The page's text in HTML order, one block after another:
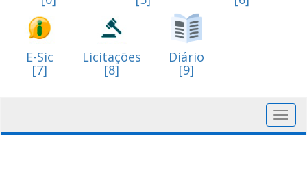
E-Sic
[7]
Licitações
[8]
Diário
[9]